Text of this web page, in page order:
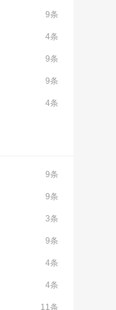
9条
4条
9条
9条
4条
9条
9条
3条
9条
4条
4条
11条